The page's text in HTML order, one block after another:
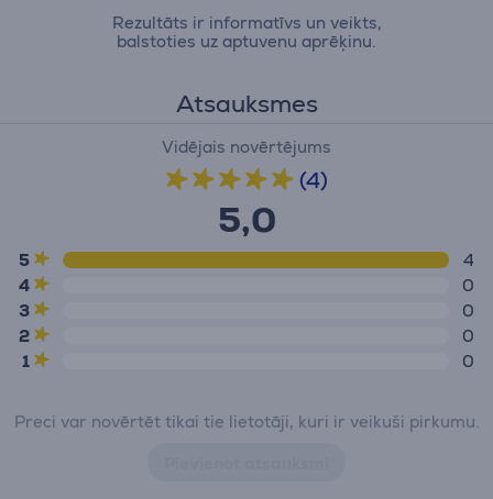
Rezultāts ir informatīvs un veikts,
balstoties uz aptuvenu aprēķinu.
Atsauksmes
Vidējais novērtējums
(4)
5,0
5
4
4
0
3
0
2
0
1
0
Preci var novērtēt tikai tie lietotāji, kuri ir veikuši pirkumu.